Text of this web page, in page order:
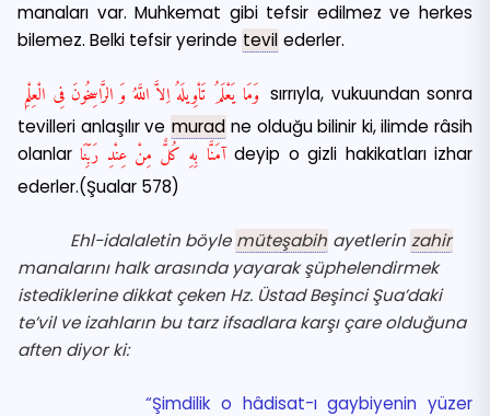
manaları var. Muhkemat gibi tefsir edilmez ve herkes
bilemez. Belki tefsir yerinde tevil ederler.
وَمَا يَعْلَمُ تَاْوِيلَهُ اِلاَّ اللَّهُ وَ الرَّاسِخُونَ فِى الْعِلْمِ sırrıyla, vukuundan sonra
tevilleri anlaşılır ve murad ne olduğu bilinir ki, ilimde râsih
olanlarاۤمَنَّا بِهِ كُلٌّ مِنْ عِنْدِ رَبِّنَا deyip o gizli hakikatları izhar
ederler.(Şualar 578)
Ehl-idalaletin böyle müteşabih ayetlerin zahir
manalarını halk arasında yayarak şüphelendirmek
istediklerine dikkat çeken Hz. Üstad Beşinci Şua’daki
te’vil ve izahların bu tarz ifsadlara karşı çare olduğuna
aften diyor ki:
“Şimdilik o hâdisat-ı gaybiyenin yüzer